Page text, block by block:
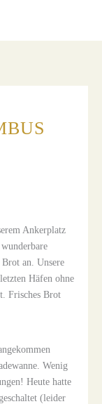
Ankerplatz
an. Unsere
Häfen ohne
Frisches Brot
Wenig
Heute hatte
(leider